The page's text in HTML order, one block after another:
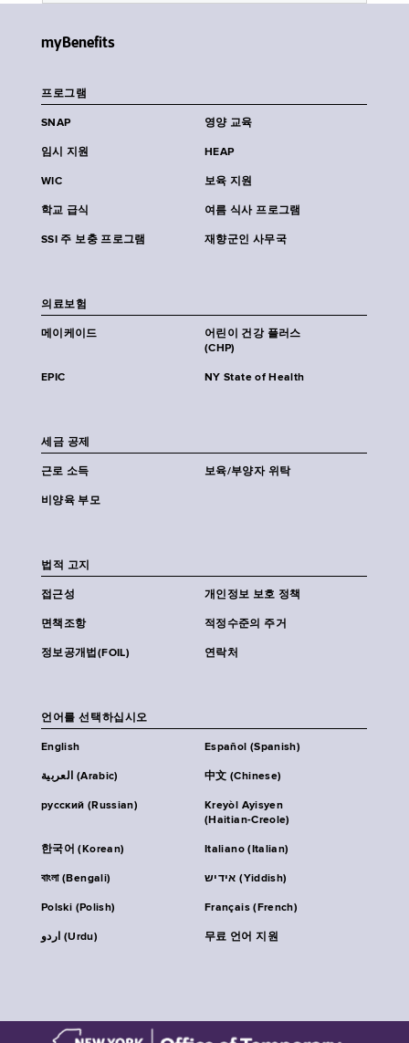
myBenefits
프로그램
SNAP 영양 교육
임시 지원 HEAP
WIC 보육 지원
학교 급식 여름 식사 프로그램
SSI 주 보충 프로그램 재향군인 사무국
의료보험
메이케이드
어린이 건강 플러스
(CHP)
EPIC NY State of Health
세금 공제
근로 소득 보육/부양자 위탁
비양육 부모
법적 고지
접근성 개인정보 보호 정책
면책조항 적정수준의 주거
정보공개법(FOIL) 연락처
언어를 선택하십시오
English Español (Spanish)
العربية (Arabic) 中文 (Chinese)
русский (Russian)
Kreyòl Ayisyen
(Haitian-Creole)
한국어 (Korean) Italiano (Italian)
বাংলা (Bengali) אידיש (Yiddish)
Polski (Polish) Français (French)
اردو (Urdu) 무료 언어 지원